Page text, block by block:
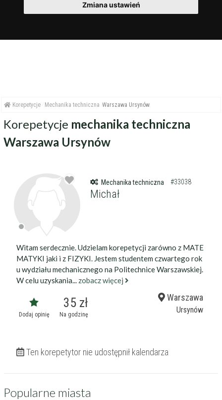
Zmiana ustawień
Korepetycje Mechanika techniczna Warszawa Ursynów
Korepetycje mechanika techniczna
Warszawa Ursynów
Mechanika techniczna #33038
Michał
Witam serdecznie. Udzielam korepetycji zarówno z MATE
MATYKI jaki i z FIZYKI. Jestem studentem czwartego rok
u wydziału mechanicznego na Politechnice Warszawskiej.
W celu uzyskania... zobacz więcej
Dodaj opinię
35 zł
Na godzinę
Warszawa
Ursynów
Ten korepetytor nie udostępnił kalendarza
Popularne miasta